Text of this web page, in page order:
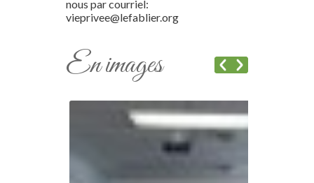
nous par courriel:
vieprivee@lefablier.org
En images